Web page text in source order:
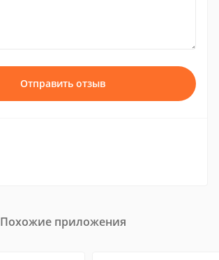
Отправить отзыв
Похожие приложения